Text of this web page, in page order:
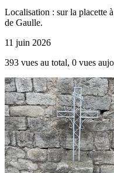
Localisation : sur la placette
de Gaulle.
11 juin 2026
393 vues au total, 0 vues